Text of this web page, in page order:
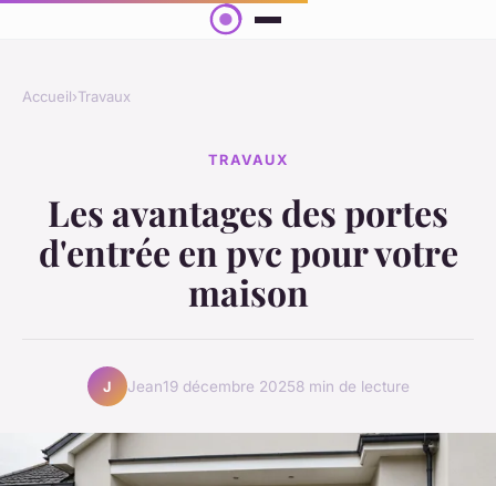
Accueil›Travaux
TRAVAUX
Les avantages des portes
d'entrée en pvc pour votre
maison
J Jean19 décembre 20258 min de lecture